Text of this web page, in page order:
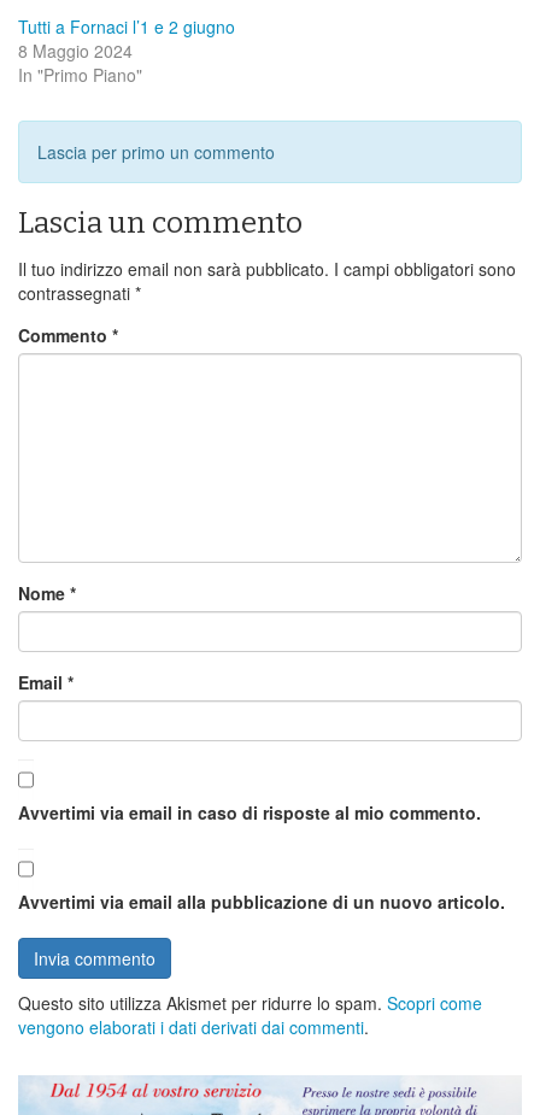
Tutti a Fornaci l’1 e 2 giugno
8 Maggio 2024
In "Primo Piano"
Lascia per primo un commento
Lascia un commento
Il tuo indirizzo email non sarà pubblicato. I campi obbligatori sono
contrassegnati *
Commento *
Nome *
Email *
Avvertimi via email in caso di risposte al mio commento.
Avvertimi via email alla pubblicazione di un nuovo articolo.
Questo sito utilizza Akismet per ridurre lo spam. Scopri come
vengono elaborati i dati derivati dai commenti.